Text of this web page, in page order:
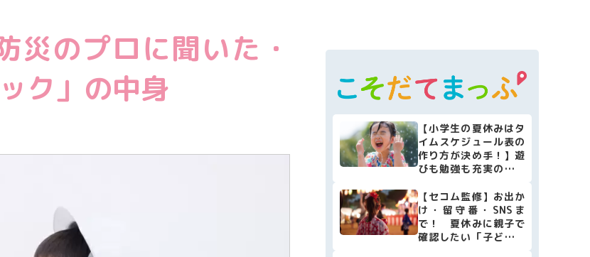
習い事
マネー
本・映画
子育て情報全般
のプロに聞いた・
ク」の中身
【小学生の夏休みはタ
イムスケジュール表の
作り方が決め手！】遊
びも勉強も充実の計画
【セコム監修】お出か
け・留守番・SNSま
で！ 夏休みに親子で
確認したい「子どもの